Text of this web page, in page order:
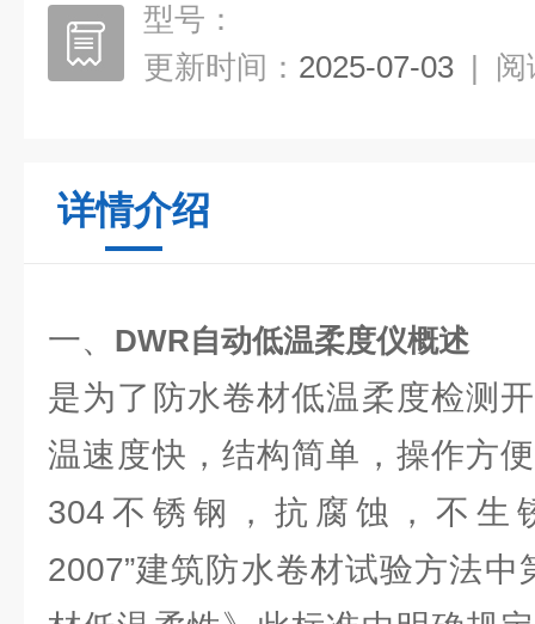
型号：
更新时间： 2025-07-03 | 阅
详情介绍
一、 DWR自动低温柔度仪概述
是为了防水卷材低温柔度检测
温速度快，结构简单，操作方
304不锈钢，抗腐蚀，不生
2007”建筑防水卷材试验方法中